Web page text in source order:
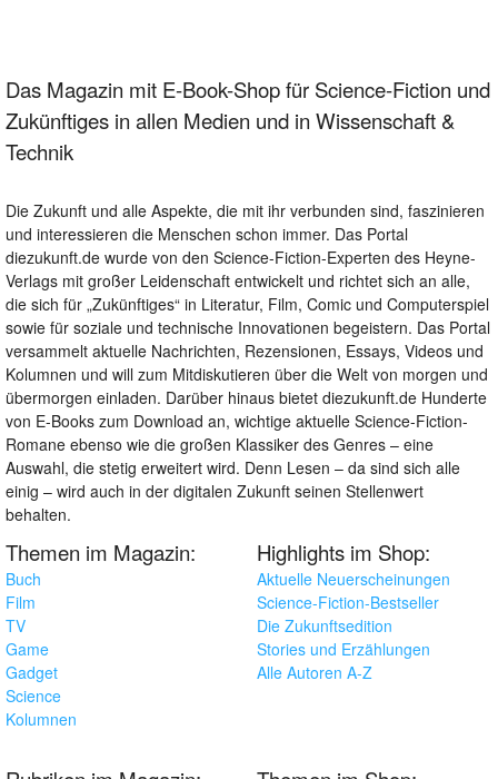
Das Magazin mit E-Book-Shop für Science-Fiction und
Zukünftiges in allen Medien und in Wissenschaft &
Technik
Die Zukunft und alle Aspekte, die mit ihr verbunden sind, faszinieren
und interessieren die Menschen schon immer. Das Portal
diezukunft.de wurde von den Science-Fiction-Experten des Heyne-
Verlags mit großer Leidenschaft entwickelt und richtet sich an alle,
die sich für „Zukünftiges“ in Literatur, Film, Comic und Computerspiel
sowie für soziale und technische Innovationen begeistern. Das Portal
versammelt aktuelle Nachrichten, Rezensionen, Essays, Videos und
Kolumnen und will zum Mitdiskutieren über die Welt von morgen und
übermorgen einladen. Darüber hinaus bietet diezukunft.de Hunderte
von E-Books zum Download an, wichtige aktuelle Science-Fiction-
Romane ebenso wie die großen Klassiker des Genres – eine
Auswahl, die stetig erweitert wird. Denn Lesen – da sind sich alle
einig – wird auch in der digitalen Zukunft seinen Stellenwert
behalten.
Themen im Magazin:
Buch
Film
TV
Game
Gadget
Science
Kolumnen
Highlights im Shop:
Aktuelle Neuerscheinungen
Science-Fiction-Bestseller
Die Zukunftsedition
Stories und Erzählungen
Alle Autoren A-Z